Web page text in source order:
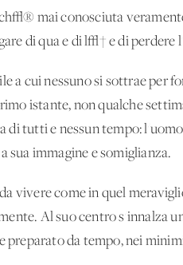
mai conosciuta
di qua e di l√† e di perdere
a cui nessuno si sottrae per
istante, non qualche
di tutti e nessun tempo:
sua immagine e somiglianza.
vivere come in quel
Al suo centro s'innalza
da tempo, nei